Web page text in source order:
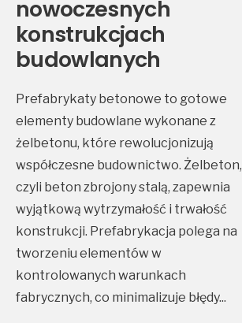
nowoczesnych
konstrukcjach
budowlanych
Prefabrykaty betonowe to gotowe
elementy budowlane wykonane z
żelbetonu, które rewolucjonizują
współczesne budownictwo. Żelbeton,
czyli beton zbrojony stalą, zapewnia
wyjątkową wytrzymałość i trwałość
konstrukcji. Prefabrykacja polega na
tworzeniu elementów w
kontrolowanych warunkach
fabrycznych, co minimalizuje błędy...